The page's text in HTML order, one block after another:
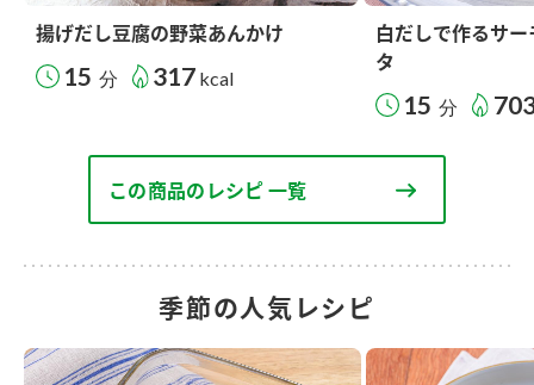
揚げだし豆腐の野菜あんかけ
15 分 317 kcal
白だしで作るサ
タ
15 分
この商品のレシピ 一覧
季節の人気レシピ